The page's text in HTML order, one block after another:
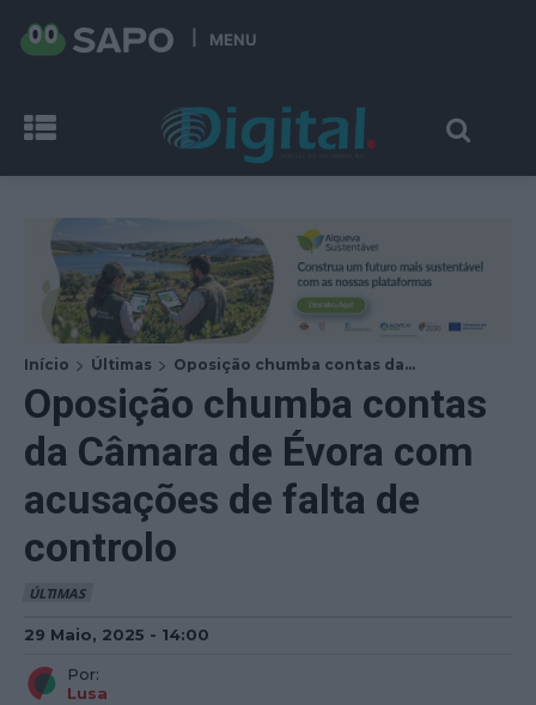
MENU
Início Últimas Oposição chumba contas da...
Oposição chumba contas
da Câmara de Évora com
acusações de falta de
controlo
ÚLTIMAS
29 Maio, 2025 - 14:00
Por:
Lusa